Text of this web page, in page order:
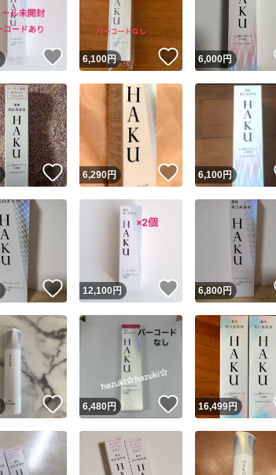
安心取引出品者 Yahoo!フリマの基
取引実績
取引実績◯+ このユーザーは
他フリマ実績◯+ このユーザーは
スピード&安心発送
※このバッジは実績に基づく表示であり、発送を
このユーザーは
スピード発送 このユーザーは高
このユーザーは設
この商品の情
商品画像の 無断転載は禁止されてい
コピーは
1商品につき1回 です
出品
キ
いいね！
6,100円 いいね！
6,000円
いいね！
6,290円 いいね！
6,100円
いいね！
12,100円 いいね！
6,800円
いいね！
6,480円 いいね！
16,499円